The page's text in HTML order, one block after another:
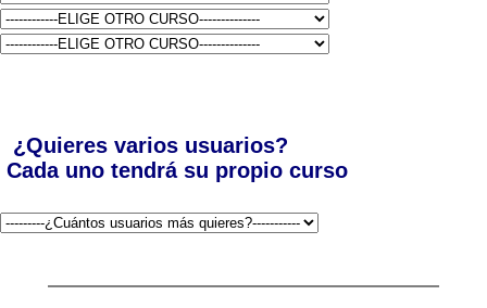
¿Quieres varios usuarios?
Cada uno tendrá su propio curso